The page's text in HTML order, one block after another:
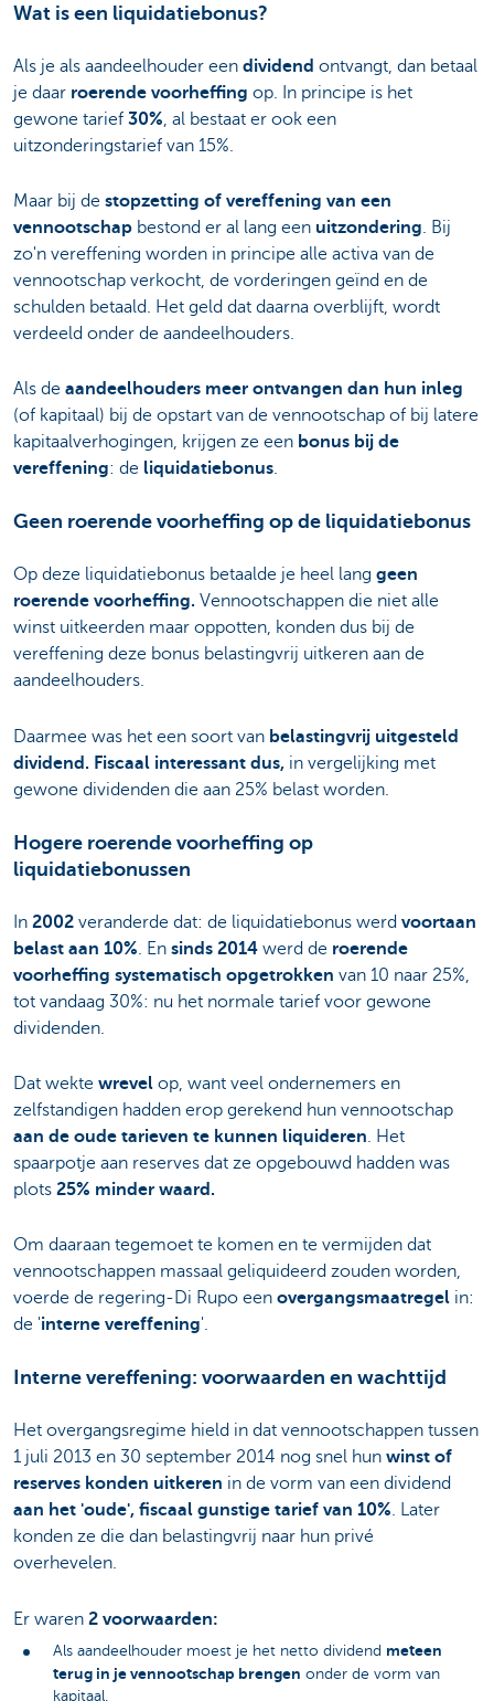
Wat is een liquidatiebonus?
Als je als aandeelhouder een dividend ontvangt, dan betaal
je daar roerende voorheffing op. In principe is het
gewone tarief 30% , al bestaat er ook een
uitzonderingstarief van 15%.
Maar bij de stopzetting of vereffening van een
vennootschap bestond er al lang een uitzondering. Bij
zo'n vereffening worden in principe alle activa van de
vennootschap verkocht, de vorderingen geïnd en de
schulden betaald. Het geld dat daarna overblijft, wordt
verdeeld onder de aandeelhouders.
Als de aandeelhouders meer ontvangen dan hun inleg
(of kapitaal) bij de opstart van de vennootschap of bij latere
kapitaalverhogingen, krijgen ze een bonus bij de
vereffening: de liquidatiebonus.
Geen roerende voorheffing op de liquidatiebonus
Op deze liquidatiebonus betaalde je heel lang geen
roerende voorheffing. Vennootschappen die niet alle
winst uitkeerden maar oppotten, konden dus bij de
vereffening deze bonus belastingvrij uitkeren aan de
aandeelhouders.
Daarmee was het een soort van belastingvrij uitgesteld
dividend. Fiscaal interessant dus, in vergelijking met
gewone dividenden die aan 25% belast worden.
Hogere roerende voorheffing op
liquidatiebonussen
In 2002 veranderde dat: de liquidatiebonus werd voortaan
belast aan 10%. En sinds 2014 werd de roerende
voorheffing systematisch opgetrokken van 10 naar 25%,
tot vandaag 30%: nu het normale tarief voor gewone
dividenden.
Dat wekte wrevel op, want veel ondernemers en
zelfstandigen hadden erop gerekend hun vennootschap
aan de oude tarieven te kunnen liquideren. Het
spaarpotje aan reserves dat ze opgebouwd hadden was
plots 25% minder waard.
Om daaraan tegemoet te komen en te vermijden dat
vennootschappen massaal geliquideerd zouden worden,
voerde de regering-Di Rupo een overgangsmaatregel in:
de 'interne vereffening'.
Interne vereffening: voorwaarden en wachttijd
Het overgangsregime hield in dat vennootschappen tussen
1 juli 2013 en 30 september 2014 nog snel hun winst of
reserves konden uitkeren in de vorm van een dividend
aan het 'oude', fiscaal gunstige tarief van 10%. Later
konden ze die dan belastingvrij naar hun privé
overhevelen.
Er waren 2 voorwaarden:
Als aandeelhouder moest je het netto dividend meteen
terug in je vennootschap brengen onder de vorm van
kapitaal.